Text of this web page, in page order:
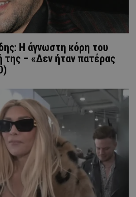
Η άγνωστη κόρη του
της – «Δεν ήταν πατέρας